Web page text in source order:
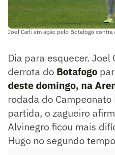
Joel Carli em ação pelo Botafogo
Dia para esquecer. Joel
derrota do Botafogo
deste domingo, na
rodada do
partida, o zagueiro
Alvinegro ficou mais
Hugo no segundo